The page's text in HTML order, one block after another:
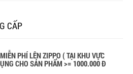
CẤP
PHÍ LÊN ZIPPO ( TẠI KHU VỰC
CHO SẢN PHẨM >= 1000.000 Đ